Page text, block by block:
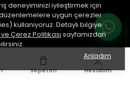
deneyiminizi iyileştirmek için
uygun çerezler
kullanıyoruz. Detaylı bilgiye
Çerez Politikası sayfamızdan
Anladım
dizayn edilmiştir.
Sepetim Hesabım